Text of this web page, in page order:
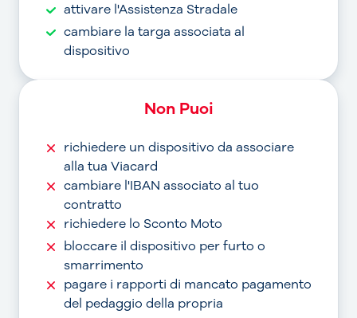
attivare l'Assistenza Stradale
cambiare la targa associata al
dispositivo
Non Puoi
richiedere un dispositivo da associare
alla tua Viacard
cambiare l'IBAN associato al tuo
contratto
richiedere lo Sconto Moto
bloccare il dispositivo per furto o
smarrimento
pagare i rapporti di mancato pagamento
del pedaggio della propria